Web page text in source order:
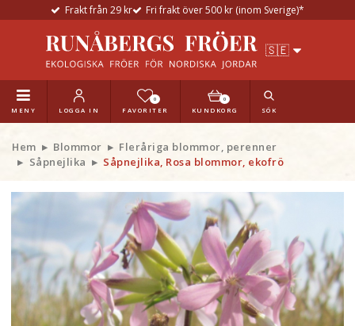
Frakt från 29 kr Fri frakt över 500 kr (inom Sverige)*
MENY LOGGA IN
0
FAVORITER
0
KUNDKORG SÖK
Hem Blommor
Fleråriga blommor, perenner
Såpnejlika
Såpnejlika, Rosa blommor, ekofrö